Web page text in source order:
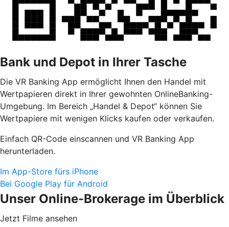
Bank und Depot in Ihrer Tasche
Die VR Banking App ermöglicht Ihnen den Handel mit
Wertpapieren direkt in Ihrer gewohnten OnlineBanking-
Umgebung. Im Bereich „Handel & Depot“ können Sie
Wertpapiere mit wenigen Klicks kaufen oder verkaufen.
Einfach QR-Code einscannen und VR Banking App
herunterladen.
Im App-Store fürs iPhone
Bei Google Play für Android
Unser Online-Brokerage im Überblick
Jetzt Filme ansehen